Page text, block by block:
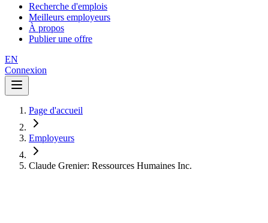
Recherche d'emplois
Meilleurs employeurs
À propos
Publier une offre
EN
Connexion
Page d'accueil
Employeurs
Claude Grenier: Ressources Humaines Inc.